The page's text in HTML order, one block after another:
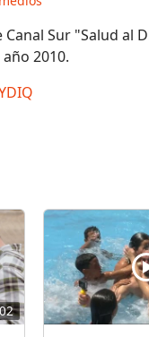
Sur "Salud al
2010.